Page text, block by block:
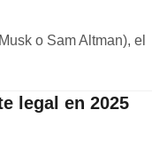
o Sam Altman), el
legal en 2025